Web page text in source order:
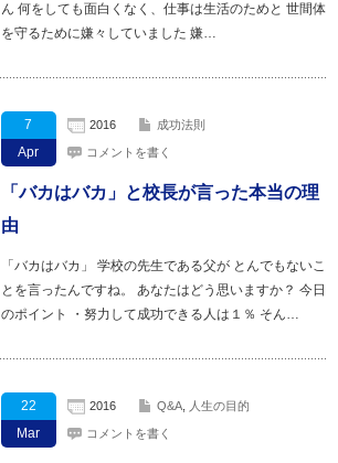
ん 何をしても面白くなく、仕事は生活のためと 世間体
を守るために嫌々していました 嫌…
7
Apr
2016 成功法則
コメントを書く
「バカはバカ」と校長が言った本当の理
由
「バカはバカ」 学校の先生である父が とんでもないこ
とを言ったんですね。 あなたはどう思いますか？ 今日
のポイント ・努力して成功できる人は１％ そん…
22
Mar
2016 Q&A, 人生の目的
コメントを書く